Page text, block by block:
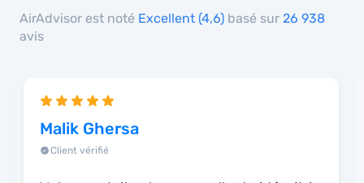
AirAdvisor est noté Excellent (4,6) basé sur 26 938
avis
Malik Ghersa
Client vérifié